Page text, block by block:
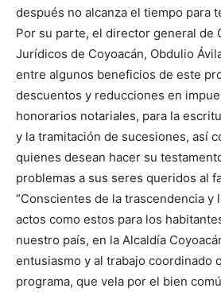
después no alcanza el tiempo para
Por su parte, el director general de
Jurídicos de Coyoacán, Obdulio
entre algunos beneficios de este
descuentos y reducciones en
honorarios notariales, para la
y la tramitación de sucesiones, así
quienes desean hacer su
problemas a sus seres queridos al
“Conscientes de la trascendencia y
actos como estos para los
nuestro país, en la Alcaldía
entusiasmo y al trabajo coordinado
programa, que vela por el bien